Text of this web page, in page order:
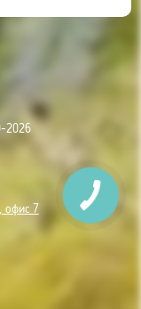
2026
офис 7